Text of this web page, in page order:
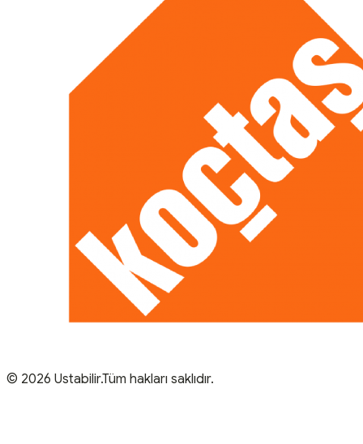
© 2026 Ustabilir.Tüm hakları saklıdır.